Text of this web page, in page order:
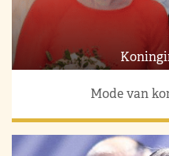
Mode van